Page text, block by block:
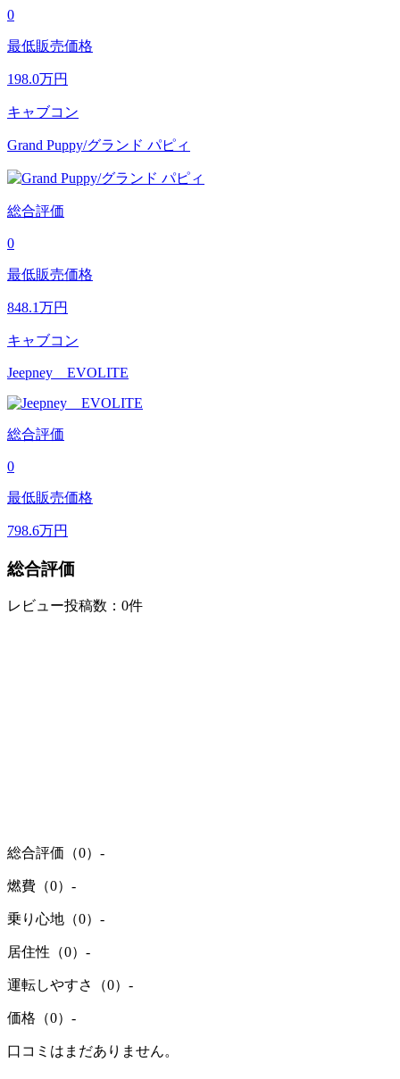
0
最低販売価格
198.0万円
キャブコン
Grand Puppy/グランド パピィ
総合評価
0
最低販売価格
848.1万円
キャブコン
Jeepney EVOLITE
総合評価
0
最低販売価格
798.6万円
総合評価
レビュー投稿数：0件
総合評価（0） -
燃費（0） -
乗り心地（0） -
居住性（0） -
運転しやすさ（0） -
価格（0） -
口コミはまだありません。